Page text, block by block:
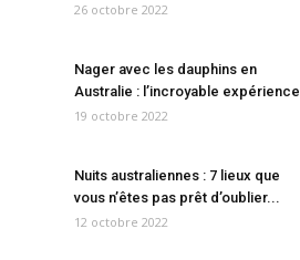
26 octobre 2022
Nager avec les dauphins en
Australie : l’incroyable expérience
19 octobre 2022
Nuits australiennes : 7 lieux que
vous n’êtes pas prêt d’oublier...
12 octobre 2022